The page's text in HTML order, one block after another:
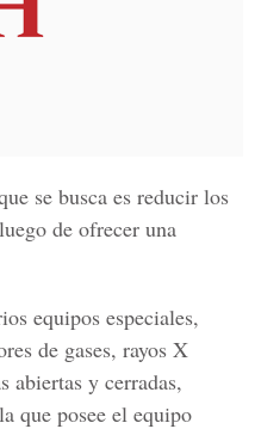
se busca es reducir los
de ofrecer una
equipos especiales,
de gases, rayos X
abiertas y cerradas,
que posee el equipo